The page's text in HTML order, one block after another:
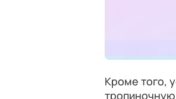
Кроме того,
тропиночную